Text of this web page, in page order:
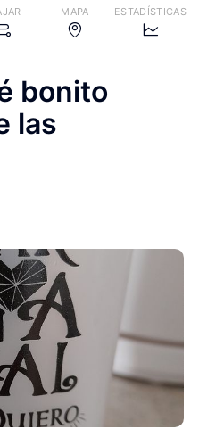
MAPA ESTADÍSTICAS
bonito
las